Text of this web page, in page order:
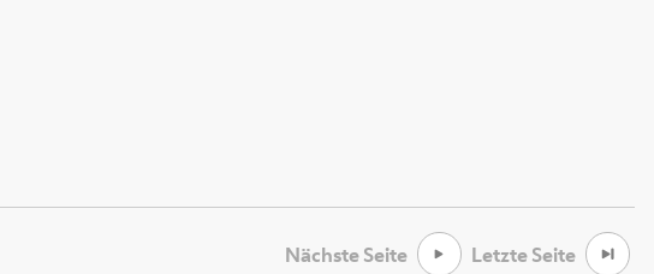
Nächste Seite Letzte Seite